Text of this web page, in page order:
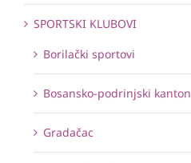
SPORTSKI KLUBOVI
Borilački sportovi
Bosansko-podrinjski kanton
Gradačac